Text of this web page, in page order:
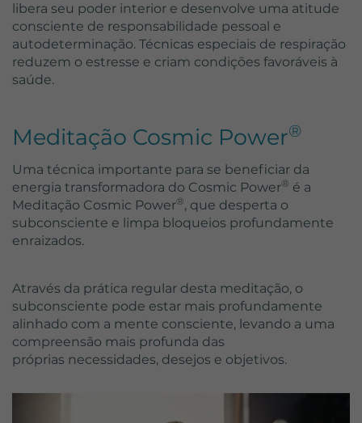
libera seu poder interior e desenvolve uma atitude
consciente de responsabilidade pessoal e
autodeterminação. Técnicas especiais de respiração
reduzem o estresse e criam condições favoráveis à
saúde.
Meditação Cosmic Power®
Uma técnica importante para se beneficiar da
energia transformadora do Cosmic Power® é a
Meditação Cosmic Power®, que desperta o
subconsciente e limpa bloqueios profundamente
enraizados.
Através da prática regular desta meditação, o
subconsciente pode estar mais profundamente
alinhado com a mente consciente, levando a uma
compreensão mais profunda das
próprias necessidades, desejos e objetivos.